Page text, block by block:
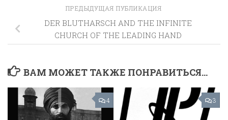
ПРЕДЫДУЩАЯ ПУБЛИКАЦИЯ
DER BLUTHARSCH AND THE INFINITE
CHURCH OF THE LEADING HAND
ВАМ МОЖЕТ ТАКЖЕ ПОНРАВИТЬСЯ...
4 3